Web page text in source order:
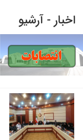
اخبار - آرشیو